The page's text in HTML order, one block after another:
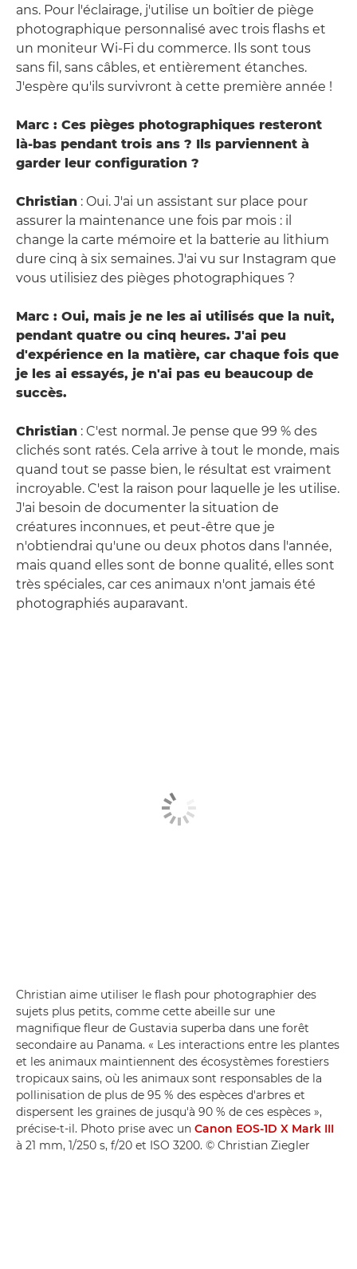
ans. Pour l'éclairage, j'utilise un boîtier de piège
photographique personnalisé avec trois flashs et
un moniteur Wi-Fi du commerce. Ils sont tous
sans fil, sans câbles, et entièrement étanches.
J'espère qu'ils survivront à cette première année !
Marc : Ces pièges photographiques resteront
là-bas pendant trois ans ? Ils parviennent à
garder leur configuration ?
Christian : Oui. J'ai un assistant sur place pour
assurer la maintenance une fois par mois : il
change la carte mémoire et la batterie au lithium
dure cinq à six semaines. J'ai vu sur Instagram que
vous utilisiez des pièges photographiques ?
Marc : Oui, mais je ne les ai utilisés que la nuit,
pendant quatre ou cinq heures. J'ai peu
d'expérience en la matière, car chaque fois que
je les ai essayés, je n'ai pas eu beaucoup de
succès.
Christian : C'est normal. Je pense que 99 % des
clichés sont ratés. Cela arrive à tout le monde, mais
quand tout se passe bien, le résultat est vraiment
incroyable. C'est la raison pour laquelle je les utilise.
J'ai besoin de documenter la situation de
créatures inconnues, et peut-être que je
n'obtiendrai qu'une ou deux photos dans l'année,
mais quand elles sont de bonne qualité, elles sont
très spéciales, car ces animaux n'ont jamais été
photographiés auparavant.
Christian aime utiliser le flash pour photographier des
sujets plus petits, comme cette abeille sur une
magnifique fleur de Gustavia superba dans une forêt
secondaire au Panama. « Les interactions entre les plantes
et les animaux maintiennent des écosystèmes forestiers
tropicaux sains, où les animaux sont responsables de la
pollinisation de plus de 95 % des espèces d'arbres et
dispersent les graines de jusqu'à 90 % de ces espèces »,
précise-t-il. Photo prise avec un Canon EOS-1D X Mark III
à 21 mm, 1/250 s, f/20 et ISO 3200. © Christian Ziegler